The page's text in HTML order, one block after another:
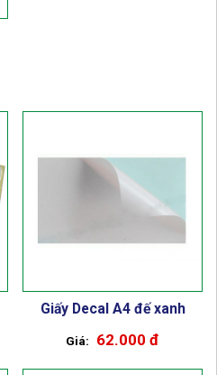
Giấy Decal A4 đế xanh
62.000 đ